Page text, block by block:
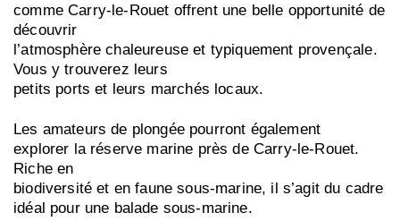
comme Carry-le-Rouet offrent une belle opportunité de
découvrir
l’atmosphère chaleureuse et typiquement provençale.
Vous y trouverez leurs
petits ports et leurs marchés locaux.
Les amateurs de plongée pourront également
explorer la réserve marine près de Carry-le-Rouet.
Riche en
biodiversité et en faune sous-marine, il s’agit du cadre
idéal pour une balade sous-marine.